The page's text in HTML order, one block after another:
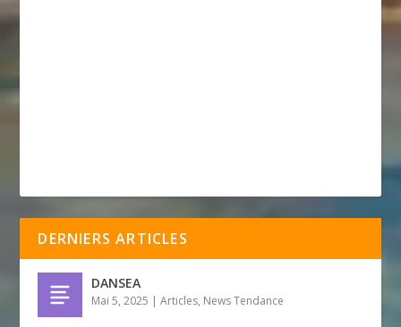
DERNIERS ARTICLES
DANSEA
Mai 5, 2025 |Articles, News Tendance